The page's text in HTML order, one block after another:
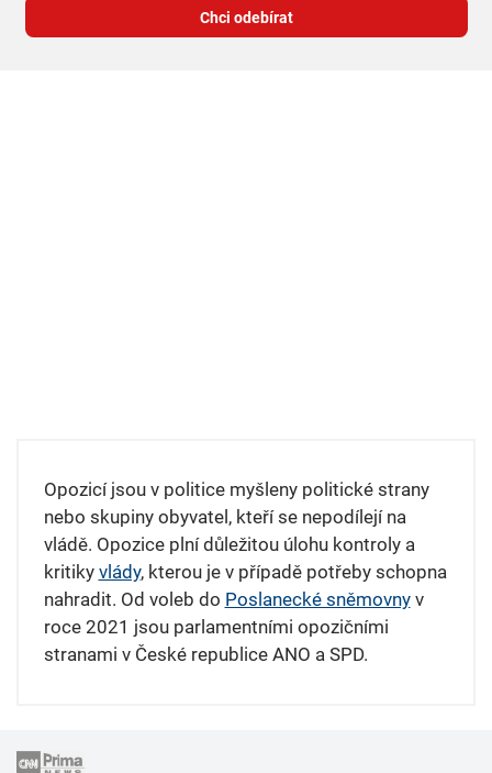
Chci odebírat
Opozicí jsou v politice myšleny politické strany
nebo skupiny obyvatel, kteří se nepodílejí na
vládě. Opozice plní důležitou úlohu kontroly a
kritiky vlády, kterou je v případě potřeby schopna
nahradit. Od voleb do Poslanecké sněmovnyv
roce 2021 jsou parlamentními opozičními
stranami v České republice ANO a SPD.